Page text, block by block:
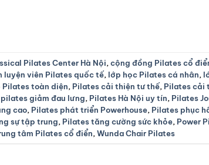
Pilates Center Hà Nội, cộng đồng Pilates cổ
luyện viên Pilates quốc tế, lớp học Pilates cá nhân,
toàn diện, Pilates cải thiện tư thế, Pilates cải
pilates giảm đau lưng, Pilates Hà Nội uy tín, Pilates
cao, Pilates phát triển Powerhouse, Pilates phục
sự tập trung, Pilates tăng cường sức khỏe, Power
tâm Pilates cổ điển, Wunda Chair Pilates